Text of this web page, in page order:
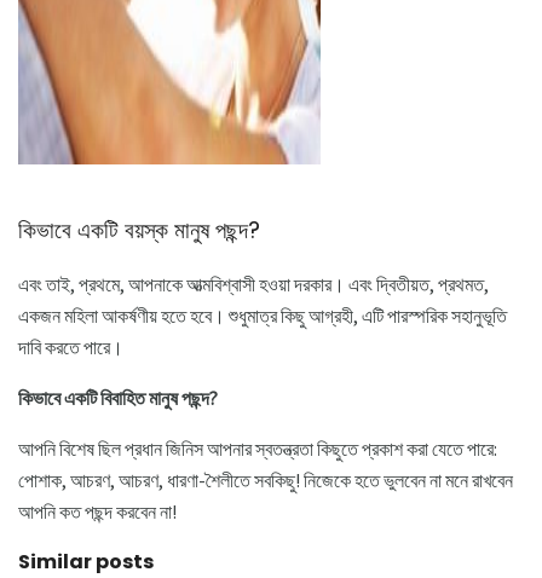
কিভাবে একটি বয়স্ক মানুষ পছন্দ?
এবং তাই, প্রথমে, আপনাকে আত্মবিশ্বাসী হওয়া দরকার। এবং দ্বিতীয়ত, প্রথমত,
একজন মহিলা আকর্ষণীয় হতে হবে। শুধুমাত্র কিছু আগ্রহী, এটি পারস্পরিক সহানুভূতি
দাবি করতে পারে।
কিভাবে একটি বিবাহিত মানুষ পছন্দ?
আপনি বিশেষ ছিল প্রধান জিনিস আপনার স্বতন্ত্রতা কিছুতে প্রকাশ করা যেতে পারে:
পোশাক, আচরণ, আচরণ, ধারণা-শৈলীতে সবকিছু! নিজেকে হতে ভুলবেন না মনে রাখবেন
আপনি কত পছন্দ করবেন না!
Similar posts